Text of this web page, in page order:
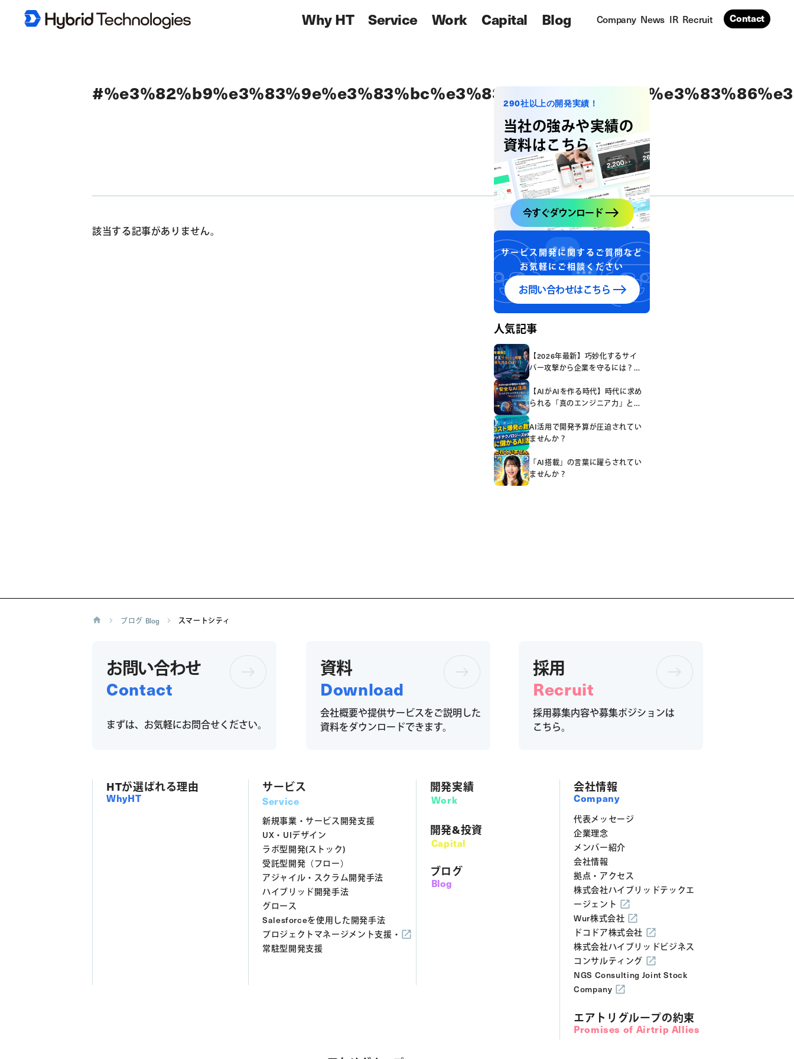
Why HT Service Work Capital Blog Company News IR Recruit Contact
該当する記事がありません。
290社以上の開発実績！
当社の強みや実績の
資料はこちら
今すぐダウンロード
サービス開発に関するご質問など
お気軽にご相談ください
お問い合わせはこちら
人気記事
【2026年最新】巧妙化するサイ
バー攻撃から企業を守るには？
リスクと、今すぐ始めるべき先制
防衛策
【AIがAIを作る時代】時代に求め
られる「真のエンジニア力」と
AI活用で開発予算が圧迫されてい
ませんか？
「AI搭載」の言葉に躍らされてい
ませんか？
ブログ Blog スマートシティ
お問い合わせ
Contact
まずは、お気軽にお問合せください。
資料
Download
会社概要や提供サービスをご説明した
資料をダウンロードできます。
採用
Recruit
採用募集内容や募集ポジションは
こちら。
HTが選ばれる理由
WhyHT
サービス
Service
新規事業・サービス開発支援
UX・UIデザイン
ラボ型開発(ストック)
受託型開発（フロー）
アジャイル・スクラム開発手法
ハイブリッド開発手法
グロース
Salesforceを使用した開発手法
プロジェクトマネージメント支援・
常駐型開発支援
開発実績
Work
開発&投資
Capital
ブログ
Blog
会社情報
Company
代表メッセージ
企業理念
メンバー紹介
会社情報
拠点・アクセス
株式会社ハイブリッドテックエ
ージェント
Wur株式会社
ドコドア株式会社
株式会社ハイブリッドビジネス
コンサルティング
NGS Consulting Joint Stock
Company
エアトリグループの約束
Promises of Airtrip Allies